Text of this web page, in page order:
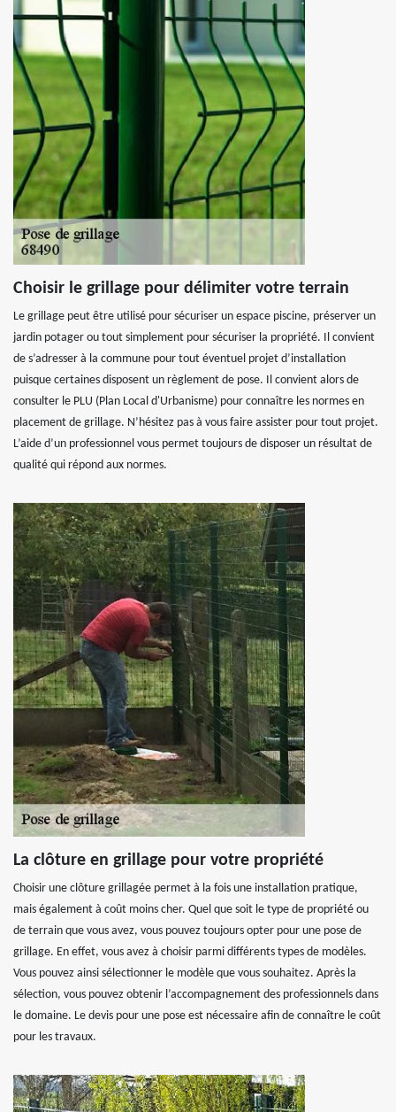
Choisir le grillage pour délimiter votre terrain
Le grillage peut être utilisé pour sécuriser un espace piscine, préserver un
jardin potager ou tout simplement pour sécuriser la propriété. Il convient
de s’adresser à la commune pour tout éventuel projet d’installation
puisque certaines disposent un règlement de pose. Il convient alors de
consulter le PLU (Plan Local d'Urbanisme) pour connaître les normes en
placement de grillage. N’hésitez pas à vous faire assister pour tout projet.
L’aide d’un professionnel vous permet toujours de disposer un résultat de
qualité qui répond aux normes.
La clôture en grillage pour votre propriété
Choisir une clôture grillagée permet à la fois une installation pratique,
mais également à coût moins cher. Quel que soit le type de propriété ou
de terrain que vous avez, vous pouvez toujours opter pour une pose de
grillage. En effet, vous avez à choisir parmi différents types de modèles.
Vous pouvez ainsi sélectionner le modèle que vous souhaitez. Après la
sélection, vous pouvez obtenir l’accompagnement des professionnels dans
le domaine. Le devis pour une pose est nécessaire afin de connaître le coût
pour les travaux.